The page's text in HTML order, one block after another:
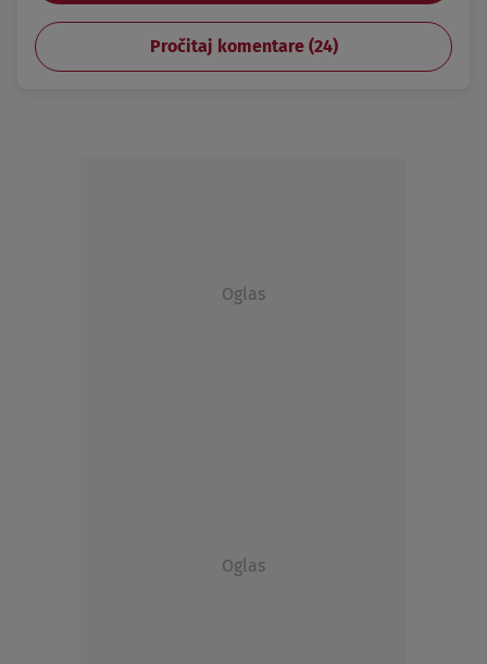
Pročitaj komentare (24)
Oglas
Oglas